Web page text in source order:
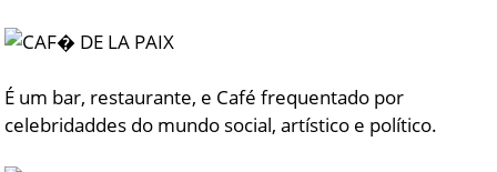
É um bar, restaurante, e Café frequentado por
celebridaddes do mundo social, artístico e político.